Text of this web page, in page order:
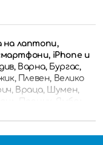
на лаптопи,
iPhone и
Варна, Бургас,
Плевен, Велико
Враца, Шумен,
Перник, Ямбол,
Горна
Петрич,